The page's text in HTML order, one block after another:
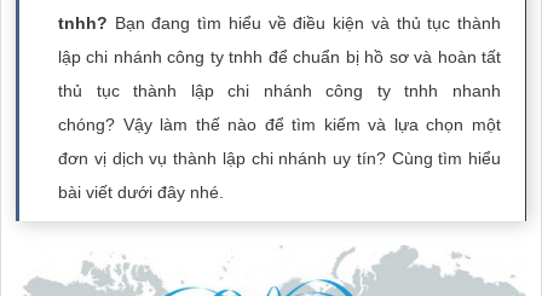
tnhh? Bạn đang tìm hiểu về điều kiện và thủ tục thành
lập chi nhánh công ty tnhh để chuẩn bị hồ sơ và hoàn tất
thủ tục thành lập chi nhánh công ty tnhh nhanh
chóng? Vậy làm thế nào để tìm kiếm và lựa chọn một
đơn vị dịch vụ thành lập chi nhánh uy tín? Cùng tìm hiểu
bài viết dưới đây nhé.